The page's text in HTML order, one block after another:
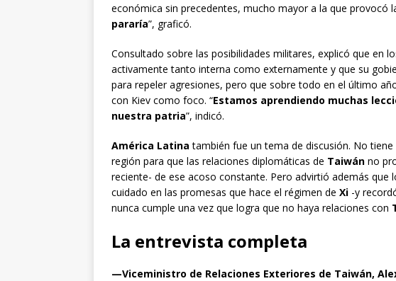
económica sin precedentes, mucho mayor a la que provocó
pararía”, graficó.
Consultado sobre las posibilidades militares, explicó que en
activamente tanto interna como externamente y que su
para repeler agresiones, pero que sobre todo en el último
con Kiev como foco. “Estamos aprendiendo muchas
nuestra patria”, indicó.
América Latinatambién fue un tema de discusión. No tiene
región para que las relaciones diplomáticas de Taiwán no
reciente- de ese acoso constante. Pero advirtió además que
cuidado en las promesas que hace el régimen de Xi -y
nunca cumple una vez que logra que no haya relaciones con
La entrevista completa
—Viceministro de Relaciones Exteriores de Taiwán,